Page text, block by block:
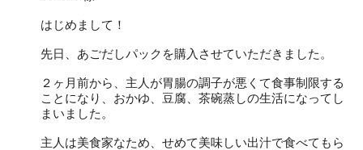
はじめまして！
先日、あごだしパックを購入させていただきました。
２ヶ月前から、主人が胃腸の調子が悪くて食事制限する
ことになり、おかゆ、豆腐、茶碗蒸しの生活になってし
まいました。
主人は美食家なため、せめて美味しい出汁で食べてもら